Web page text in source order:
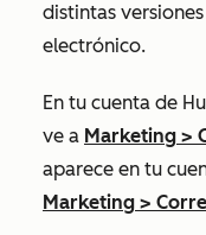
distintas
electrónico.
En tu cuenta de
ve a Marketing >
aparece en tu
Marketing >